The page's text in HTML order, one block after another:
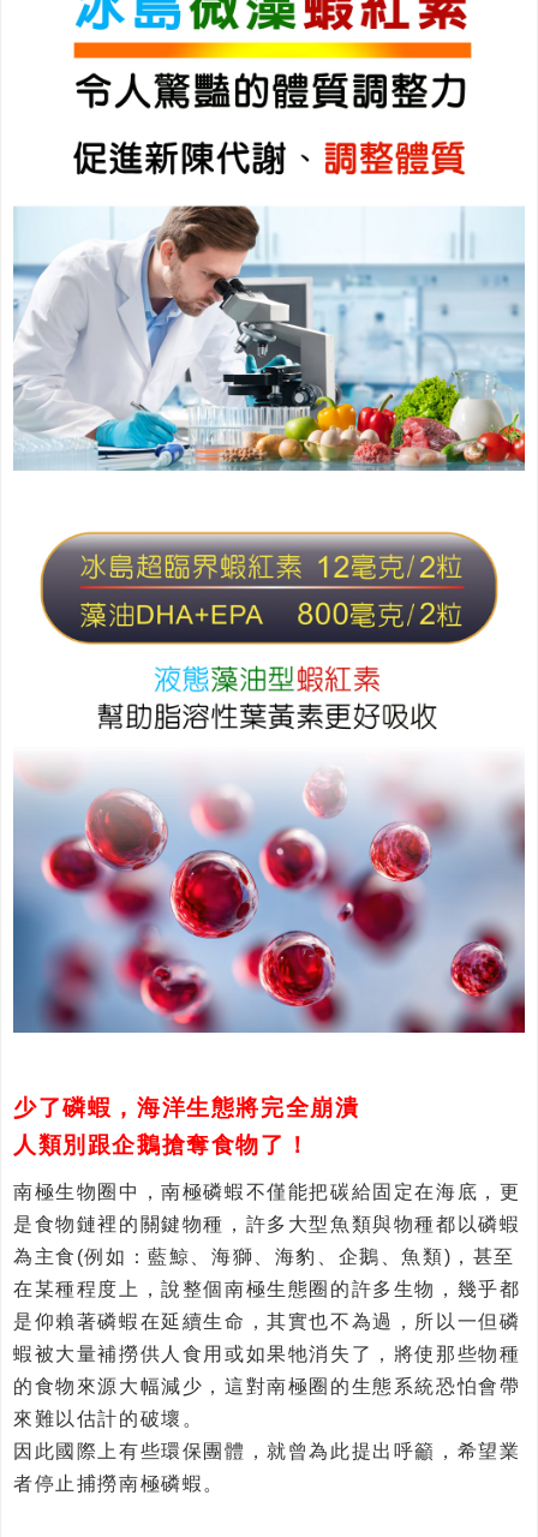
少了磷蝦，海洋生態將完全崩潰
人類別跟企鵝搶奪食物了！
南極生物圈中，南極磷蝦不僅能把碳給固定在海底，更
是食物鏈裡的關鍵物種，許多大型魚類與物種都以磷蝦
為主食(例如：藍鯨、海獅、海豹、企鵝、魚類)，甚至
在某種程度上，說整個南極生態圈的許多生物，幾乎都
是仰賴著磷蝦在延續生命，其實也不為過，所以一但磷
蝦被大量補撈供人食用或如果牠消失了，將使那些物種
的食物來源大幅減少，這對南極圈的生態系統恐怕會帶
來難以估計的破壞。
因此國際上有些環保團體，就曾為此提出呼籲，希望業
者停止捕撈南極磷蝦。